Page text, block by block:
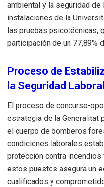
ambiental y la seguridad de
instalaciones de la
las pruebas psicotécnicas,
participación de un 77,89%
Proceso de
la Seguridad
El proceso de concurso-
estrategia de la Generalitat
el cuerpo de bomberos
condiciones laborales
protección contra
estos puestos asegura un
cualificados y